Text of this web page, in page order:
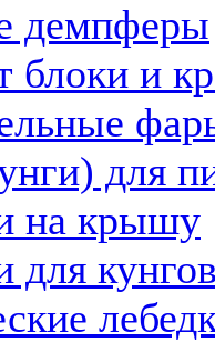
демпферы
блоки и
для
на крышу
для